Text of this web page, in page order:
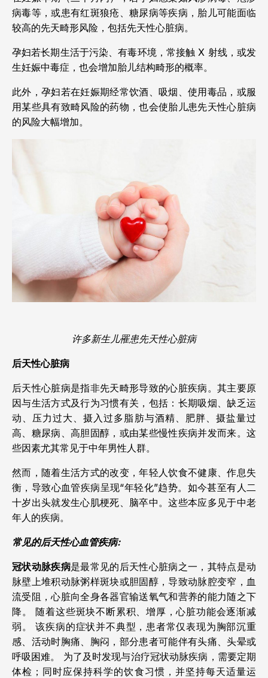
病毒等，或患有红斑狼疮、糖尿病等疾病，胎儿可能面临
较高的先天畸形风险，包括先天性心脏病。
孕妇若长期生活于污染、有毒环境，常接触 X 射线，或发
生妊娠中毒症，也会增加胎儿结构畸形的概率。
此外，孕妇若在妊娠期经常饮酒、吸烟、使用毒品，或服
用某些具有致畸风险的药物，也会使胎儿患先天性心脏病
的风险大幅增加。
许多新生儿罹患先天性心脏病
后天性心脏病
后天性心脏病是指非先天畸形导致的心脏疾病。其主要原
因与生活方式及行为习惯有关，包括：长期吸烟、缺乏运
动、压力过大、摄入过多脂肪与酒精、肥胖、摄盐量过
高、糖尿病、高胆固醇，或由某些慢性疾病并发而来。这
些因素尤其常见于中年男性人群。
然而，随着生活方式的改变，年轻人饮食不健康、作息失
衡，导致心血管疾病呈现“年轻化”趋势。如今甚至有人二
十岁出头就发生心肌梗死、脑卒中。这些本应多见于中老
年人的疾病。
常见的后天性心血管疾病:
冠状动脉疾病是最常见的后天性心脏病之一，其特点是动
脉壁上堆积动脉粥样斑块或胆固醇，导致动脉腔变窄，血
流受阻，心脏向全身各器官输送氧气和营养的能力随之下
降。
随着这些斑块不断累积、增厚，心脏功能会逐渐减
弱。
该疾病的症状并不典型，患者常仅表现为胸部沉重
感、活动时胸痛、胸闷，部分患者可能伴有头痛、头晕或
呼吸困难。
为了及时发现与治疗冠状动脉疾病，需要定期
体检；同时应保持科学的饮食习惯，并坚持每天适量运